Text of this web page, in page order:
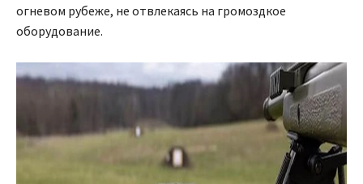
огневом рубеже, не отвлекаясь на громоздкое
оборудование.